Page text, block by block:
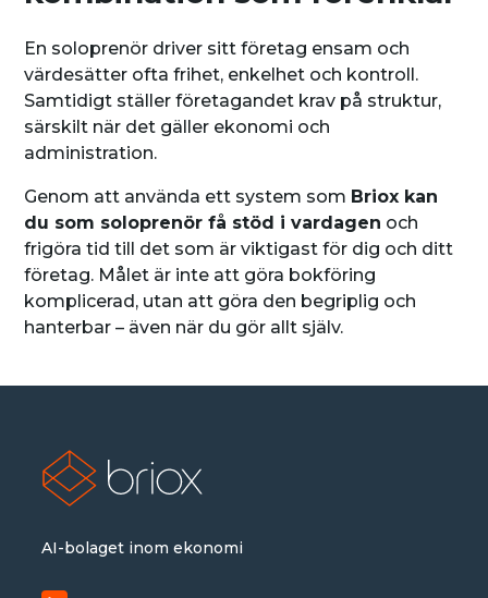
En soloprenör driver sitt företag ensam och
värdesätter ofta frihet, enkelhet och kontroll.
Samtidigt ställer företagandet krav på struktur,
särskilt när det gäller ekonomi och
administration.
Genom att använda ett system som Briox kan
du som soloprenör få stöd i vardagen och
frigöra tid till det som är viktigast för dig och ditt
företag. Målet är inte att göra bokföring
komplicerad, utan att göra den begriplig och
hanterbar – även när du gör allt själv.
AI-bolaget inom ekonomi